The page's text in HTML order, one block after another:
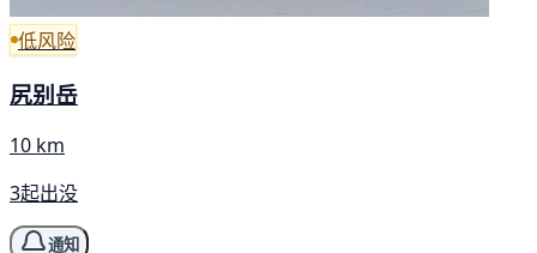
低风险
尻别岳
10 km
3起出没
通知